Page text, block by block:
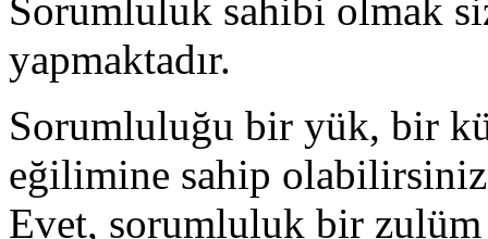
Sorumluluk sahibi olmak
yapmaktadır.
Sorumluluğu bir yük, bir
eğilimine sahip
Evet, sorumluluk bir